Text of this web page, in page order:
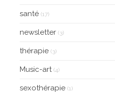
santé (17)
newsletter (3)
thérapie (3)
Music-art (4)
sexothérapie (1)